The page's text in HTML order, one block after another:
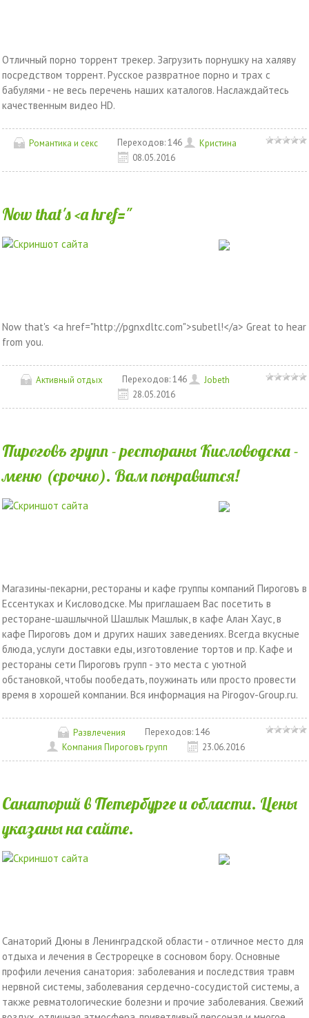
Отличный порно торрент трекер. Загрузить порнушку на халяву
посредством торрент. Русское развратное порно и трах с
бабулями - не весь перечень наших каталогов. Наслаждайтесь
качественным видео HD.
Романтика и секс Переходов:146
Кристина
08.05.2016
Now that's <a href="
Now that's <a href="http://pgnxdltc.com">subetl!</a> Great to hear
from you.
Активный отдых Переходов:146
Jobeth
28.05.2016
Пироговъ групп - рестораны Кисловодска -
меню (срочно). Вам понравится!
Магазины-пекарни, рестораны и кафе группы компаний Пироговъ в
Ессентуках и Кисловодске. Мы приглашаем Вас посетить в
ресторане-шашлычной Шашлык Машлык, в кафе Алан Хаус, в
кафе Пироговъ дом и других наших заведениях. Всегда вкусные
блюда, услуги доставки еды, изготовление тортов и пр. Кафе и
рестораны сети Пироговъ групп - это места с уютной
обстановкой, чтобы пообедать, поужинать или просто провести
время в хорошей компании. Вся информация на Pirogov-Group.ru.
Развлечения Переходов:146
Компания Пироговъ групп
23.06.2016
Санаторий в Петербурге и области. Цены
указаны на сайте.
Санаторий Дюны в Ленинградской области - отличное место для
отдыха и лечения в Сестрорецке в сосновом бору. Основные
профили лечения санатория: заболевания и последствия травм
нервной системы, заболевания сердечно-сосудистой системы, а
также ревматологические болезни и прочие заболевания. Свежий